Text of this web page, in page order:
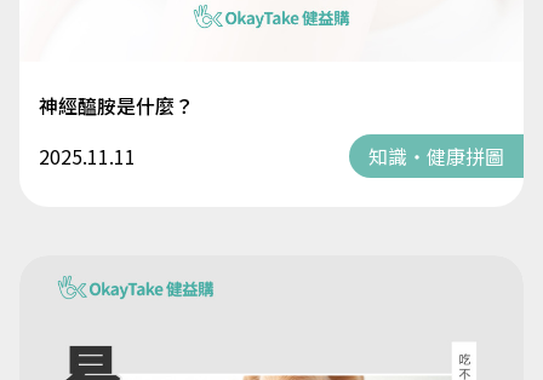
神經醯胺是什麼？
2025.11.11
知識・健康拼圖